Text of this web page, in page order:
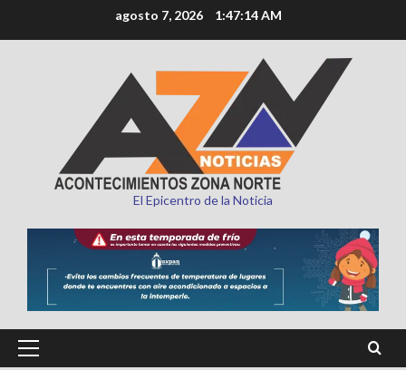
al
agosto 7, 2026 1:47:16 AM
El Epicentro de la Noticia
Menú